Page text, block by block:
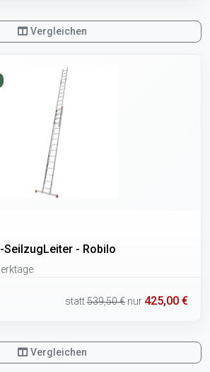
Vergleichen
SeilzugLeiter - Robilo
statt539,50 € nur 425,00 €
Vergleichen